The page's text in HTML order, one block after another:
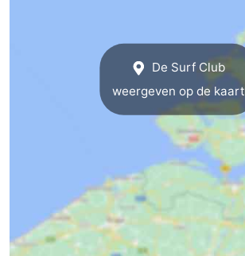
De Surf Club
weergeven op de kaart